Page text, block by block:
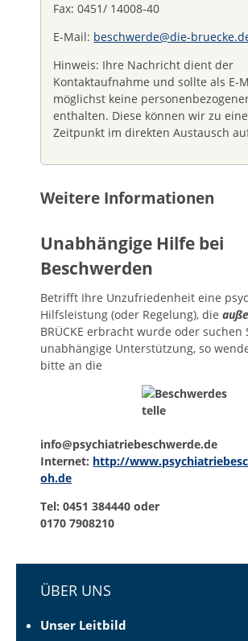
Fax: 0451/ 14008-40
E-Mail: beschwerde@die-
Hinweis: Ihre Nachricht dient der
Kontaktaufnahme und sollte als E-
möglichst keine
enthalten. Diese können wir zu
Zeitpunkt im direkten Austausch
Weitere Informationen
Unabhängige Hilfe bei
Beschwerden
Betrifft Ihre Unzufriedenheit eine
Hilfsleistung (oder Regelung), die
BRÜCKE erbracht wurde oder suchen
unabhängige Unterstützung, so
bitte an die
info@psychiatriebeschwerde.de
Internet: http://
oh.de
Tel: 0451 384440 oder
0170 7908210
Seiten-
für
ÜBER UNS
Unser Leitbild